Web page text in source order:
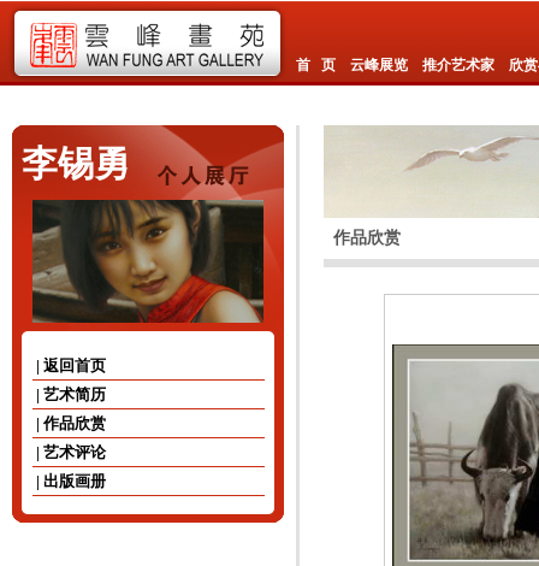
首 页 云峰展览 推介艺术家 欣
李锡勇
| 返回首页
| 艺术简历
| 作品欣赏
| 艺术评论
| 出版画册
作品欣赏